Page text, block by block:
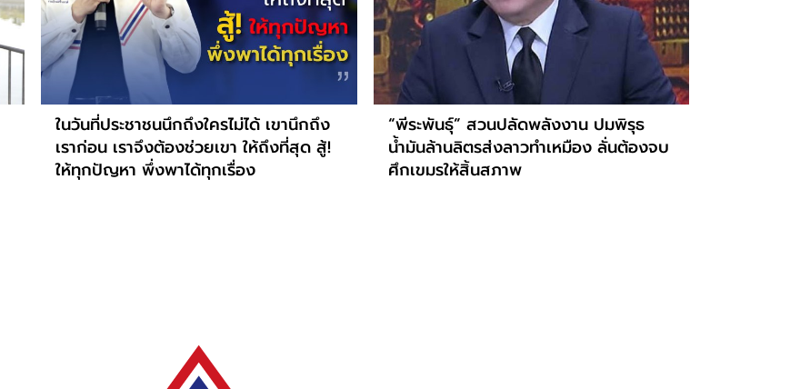
ในวันที่ประชาชนนึกถึงใครไม่ได้ เขานึกถึง
เราก่อน เราจึงต้องช่วยเขา ให้ถึงที่สุด สู้!
ให้ทุกปัญหา พึ่งพาได้ทุกเรื่อง
“พีระพันธุ์” สวนปลัดพลังงาน ปมพิรุธ
น้ำมันล้านลิตรส่งลาวทำเหมือง ลั่นต้องจบ
ศึกเขมรให้สิ้นสภาพ